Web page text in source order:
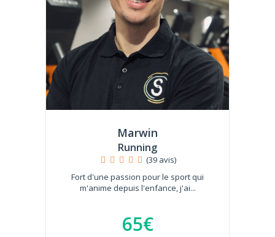
Marwin
Running
(39 avis)
Fort d'une passion pour le sport qui
m'anime depuis l'enfance, j'ai...
65€